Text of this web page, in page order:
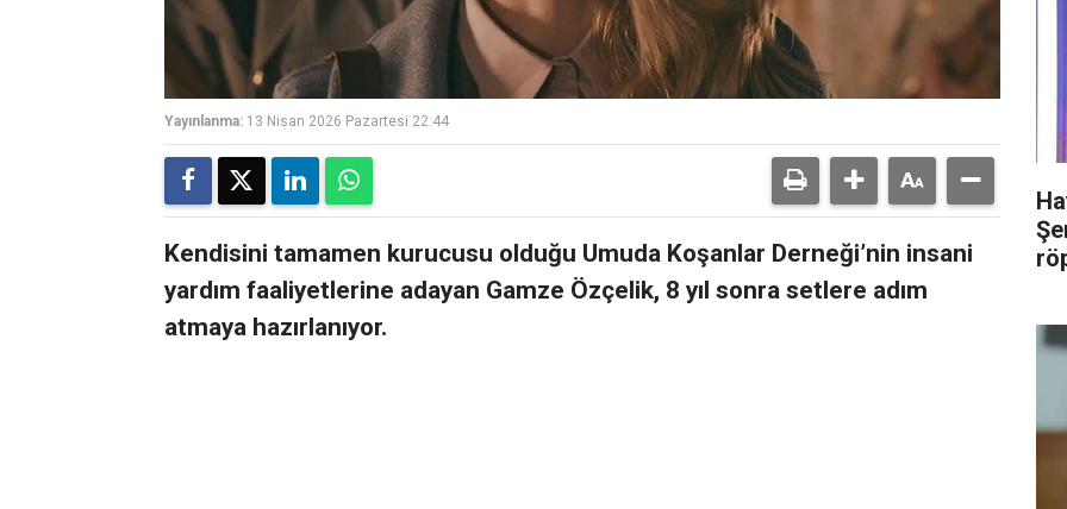
Yayınlanma: 13 Nisan 2026 Pazartesi 22:44
Kendisini tamamen kurucusu olduğu Umuda Koşanlar Derneği’nin insani
yardım faaliyetlerine adayan Gamze Özçelik, 8 yıl sonra setlere adım
atmaya hazırlanıyor.